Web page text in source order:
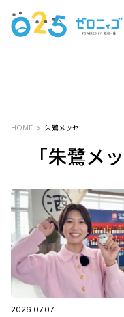
HOME 朱鷺メッセ
「朱鷺メ
2026.07.07